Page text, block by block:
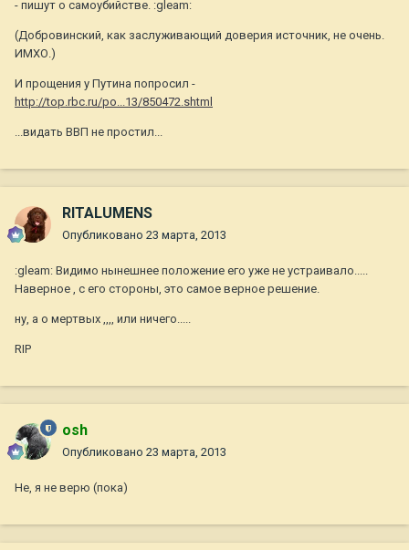
- пишут о самоубийстве. :gleam:
(Добровинский, как заслуживающий доверия источник, не очень.
ИМХО.)
И прощения у Путина попросил -
http://top.rbc.ru/po...13/850472.shtml
...видать ВВП не простил...
RITALUMENS
Опубликовано 23 марта, 2013
:gleam: Видимо нынешнее положение его уже не устраивало.....
Наверное , с его стороны, это самое верное решение.
ну, а о мертвых ,,,, или ничего.....
RIP
osh
Опубликовано 23 марта, 2013
Не, я не верю (пока)